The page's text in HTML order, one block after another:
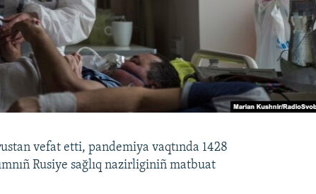
vefat etti, pandemiya vaqtında 1428
Rusiye sağlıq nazirliginiñ matbuat